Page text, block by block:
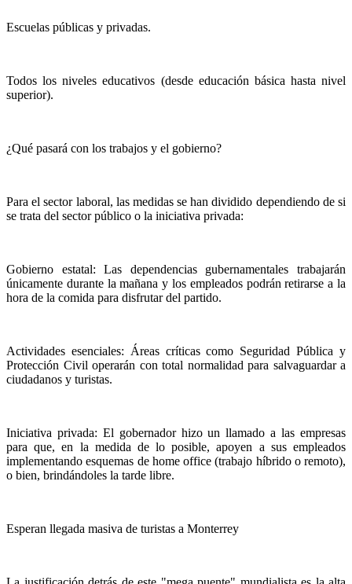
Escuelas públicas y privadas.
Todos los niveles educativos (desde educación básica hasta nivel
superior).
¿Qué pasará con los trabajos y el gobierno?
Para el sector laboral, las medidas se han dividido dependiendo de si
se trata del sector público o la iniciativa privada:
Gobierno estatal: Las dependencias gubernamentales trabajarán
únicamente durante la mañana y los empleados podrán retirarse a la
hora de la comida para disfrutar del partido.
Actividades esenciales: Áreas críticas como Seguridad Pública y
Protección Civil operarán con total normalidad para salvaguardar a
ciudadanos y turistas.
Iniciativa privada: El gobernador hizo un llamado a las empresas
para que, en la medida de lo posible, apoyen a sus empleados
implementando esquemas de home office (trabajo híbrido o remoto),
o bien, brindándoles la tarde libre.
Esperan llegada masiva de turistas a Monterrey